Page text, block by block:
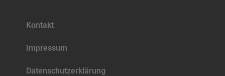
Kontakt
Impres­sum
Daten­schutz­er­klä­rung